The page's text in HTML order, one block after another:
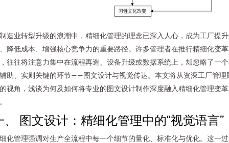
造业转型升级的浪潮中，精细化管理的理念已深入人心，成为工厂提
降低成本、增强核心竞争力的重要路径。许多管理者在推行精细化变革
往往将注意力集中在流程再造、设备升级或数据系统上，却忽略了一
助、实则关键的环节——图文设计与视觉传达。本文将从资深工厂管理
视角，浅谈为何及如何将专业的图文设计制作深度融入精细化管理变
、 图文设计：精细化管理中的“视觉语言”
化管理强调对生产全流程中每一个细节的量化、标准化与优化。这一